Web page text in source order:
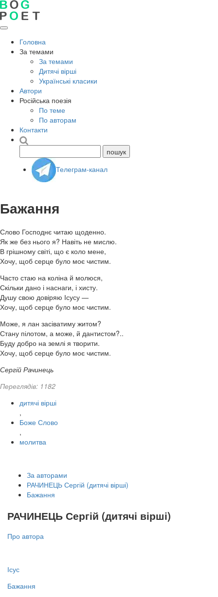
Головна
За темами
За темами
Дитячі вірші
Українські класики
Автори
Російська поезія
По теме
По авторам
Контакти
Телеграм-канал
Бажання
Слово Господнє читаю щоденно.
Як же без нього я? Навіть не мислю.
В грішному світі, що є коло мене,
Хочу, щоб серце було моє чистим.
Часто стаю на коліна й молюся,
Скільки дано і наснаги, і хисту.
Душу свою довіряю Ісусу —
Хочу, щоб серце було моє чистим.
Може, я лан засіватиму житом?
Стану пілотом, а може, й дантистом?..
Буду добро на землі я творити.
Хочу, щоб серце було моє чистим.
Сергій Рачинець
Переглядів: 1182
дитячі вірші
,
Боже Слово
,
молитва
За авторами
РАЧИНЕЦЬ Сергій (дитячі вірші)
Бажання
РАЧИНЕЦЬ Сергій (дитячі вірші)
Про автора
Ісус
Бажання